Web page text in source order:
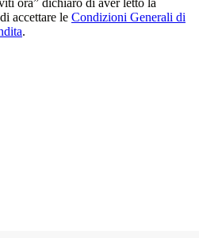
accettare le Condizioni Generali di
.